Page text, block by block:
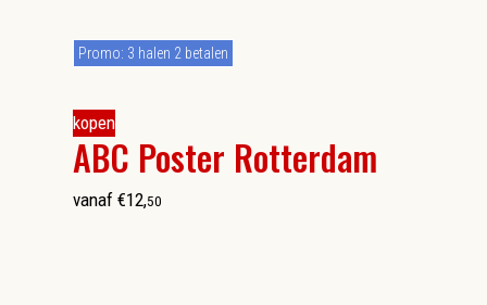
kopen
ABC Poster Rotterdam
Promo: 3 halen 2 betalen
vanaf €12,50